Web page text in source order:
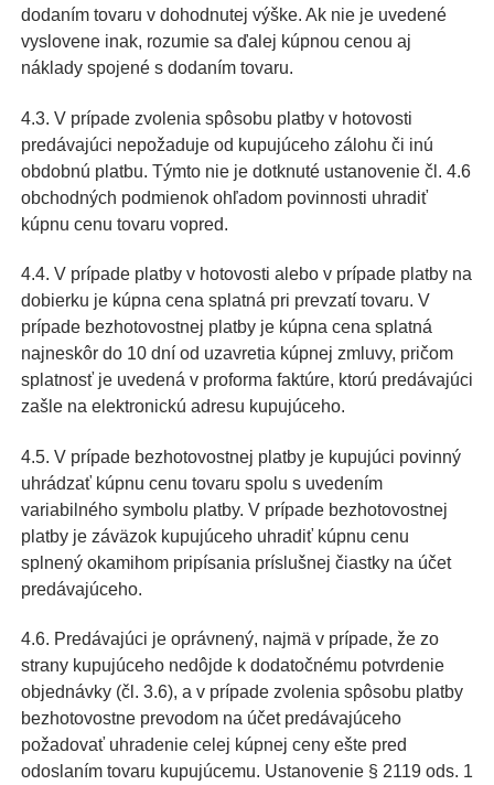
dodaním tovaru v dohodnutej výške. Ak nie je uvedené
vyslovene inak, rozumie sa ďalej kúpnou cenou aj
náklady spojené s dodaním tovaru.
4.3. V prípade zvolenia spôsobu platby v hotovosti
predávajúci nepožaduje od kupujúceho zálohu či inú
obdobnú platbu. Týmto nie je dotknuté ustanovenie čl. 4.6
obchodných podmienok ohľadom povinnosti uhradiť
kúpnu cenu tovaru vopred.
4.4. V prípade platby v hotovosti alebo v prípade platby na
dobierku je kúpna cena splatná pri prevzatí tovaru. V
prípade bezhotovostnej platby je kúpna cena splatná
najneskôr do 10 dní od uzavretia kúpnej zmluvy, pričom
splatnosť je uvedená v proforma faktúre, ktorú predávajúci
zašle na elektronickú adresu kupujúceho.
4.5. V prípade bezhotovostnej platby je kupujúci povinný
uhrádzať kúpnu cenu tovaru spolu s uvedením
variabilného symbolu platby. V prípade bezhotovostnej
platby je záväzok kupujúceho uhradiť kúpnu cenu
splnený okamihom pripísania príslušnej čiastky na účet
predávajúceho.
4.6. Predávajúci je oprávnený, najmä v prípade, že zo
strany kupujúceho nedôjde k dodatočnému potvrdenie
objednávky (čl. 3.6), a v prípade zvolenia spôsobu platby
bezhotovostne prevodom na účet predávajúceho
požadovať uhradenie celej kúpnej ceny ešte pred
odoslaním tovaru kupujúcemu. Ustanovenie § 2119 ods. 1